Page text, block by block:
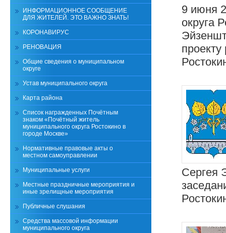
9 июня
округа
Сергея
ИНФОРМАЦИОННОЕ СООБЩЕНИЕ
ДЛЯ ЖИТЕЛЕЙ. ЭТО ВАЖНО ЗНАТЬ!
КОРОНАВИРУС
РЕНОВАЦИЯ
Общие сведения о муниципальном
округе
Устав муниципального округа
Карта района
Список награжденных Почётным
знаком «Почётный житель
муниципального округа Ростокино в
городе Москве»
Нормативные правовые акты о
местном самоуправлении
Муниципальные услуги
Местные праздничные мероприятия и
иные зрелищные мероприятия
Публичные слушания
Средства массовой информации
муниципального округа